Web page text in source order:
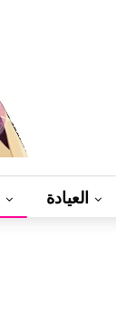
العيادة